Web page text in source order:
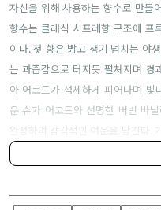
자신을 위해 사용하는 향수로 만들
향수는 클래식 시프레향 구조에 프
이다.첫 향은 밝고 생기 넘치는 야생
는 과즙감으로 터지듯 펼쳐지며 경
아 어코드가 섬세하게 피어나며 빛
운 슈가 어코드와 선명한 버번 바
완성하며 감각적인 여운을 남긴다
0ml 28만 원.